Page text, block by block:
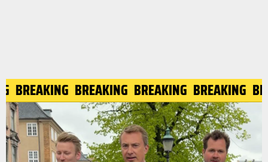
BREAKING BREAKING BREAKING BREAKING